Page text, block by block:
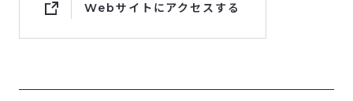
Webサイトにアクセスする